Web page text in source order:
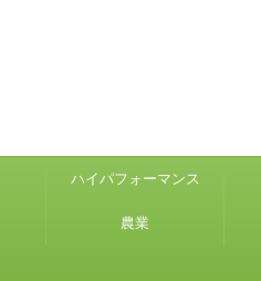
ハイパフォーマンス
農業